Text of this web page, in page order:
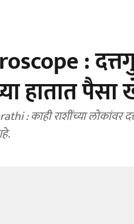
:
हातात
: काही राशींच्या लोकांवर